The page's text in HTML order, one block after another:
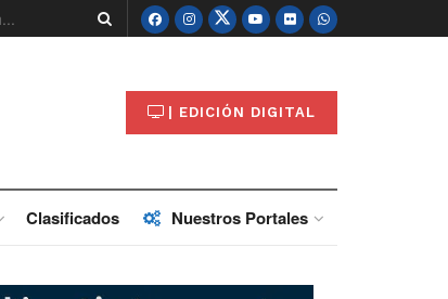
| EDICIÓN DIGITAL
Clasificados Nuestros Portales